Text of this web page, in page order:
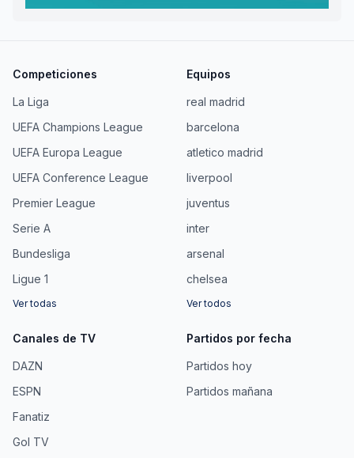
Competiciones
La Liga
UEFA Champions League
UEFA Europa League
UEFA Conference League
Premier League
Serie A
Bundesliga
Ligue 1
Ver todas
Equipos
real madrid
barcelona
atletico madrid
liverpool
juventus
inter
arsenal
chelsea
Ver todos
Canales de TV
DAZN
ESPN
Fanatiz
Gol TV
Partidos por fecha
Partidos hoy
Partidos mañana